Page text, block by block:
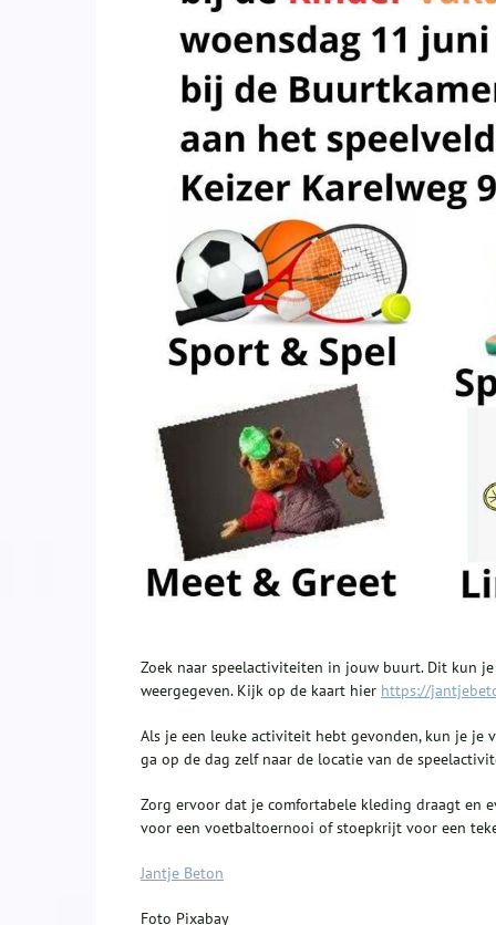
Zoek naar speelactiviteiten in jouw buurt. Dit kun
weergegeven. Kijk op de kaart hier https://
Als je een leuke activiteit hebt gevonden, kun je je
ga op de dag zelf naar de locatie van de
Zorg ervoor dat je comfortabele kleding draagt en
voor een voetbaltoernooi of stoepkrijt voor een
Jantje Beton
Foto Pixabay